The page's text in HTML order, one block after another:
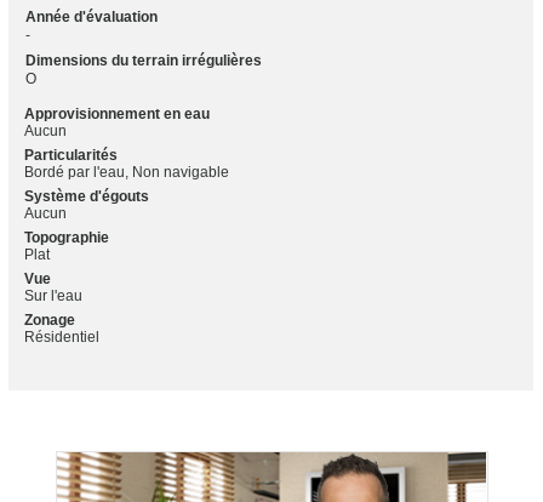
Année d'évaluation
-
Dimensions du terrain irrégulières
O
Approvisionnement en eau
Aucun
Particularités
Bordé par l'eau, Non navigable
Système d'égouts
Aucun
Topographie
Plat
Vue
Sur l'eau
Zonage
Résidentiel